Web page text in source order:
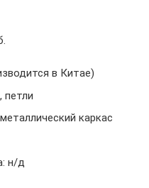
в Китае)
петли
каркас
н/д